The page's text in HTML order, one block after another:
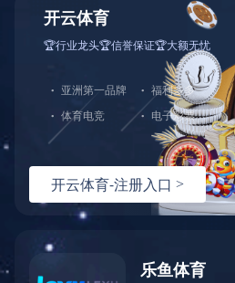
网站首页 关于中大